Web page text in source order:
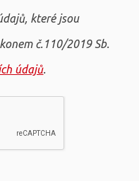
které jsou
č.110/2019 Sb.
údajů.